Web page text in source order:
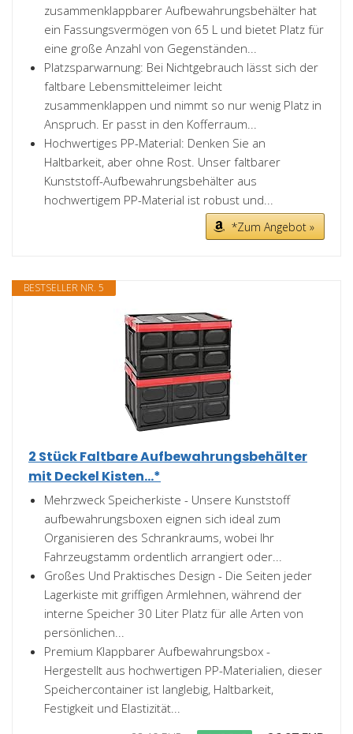
zusammenklappbarer Aufbewahrungsbehälter hat
ein Fassungsvermögen von 65 L und bietet Platz für
eine große Anzahl von Gegenständen...
Platzsparwarnung: Bei Nichtgebrauch lässt sich der
faltbare Lebensmitteleimer leicht
zusammenklappen und nimmt so nur wenig Platz in
Anspruch. Er passt in den Kofferraum...
Hochwertiges PP-Material: Denken Sie an
Haltbarkeit, aber ohne Rost. Unser faltbarer
Kunststoff-Aufbewahrungsbehälter aus
hochwertigem PP-Material ist robust und...
*Zum Angebot »
BESTSELLER NR. 5
2 Stück Faltbare Aufbewahrungsbehälter
mit Deckel Kisten...*
Mehrzweck Speicherkiste - Unsere Kunststoff
aufbewahrungsboxen eignen sich ideal zum
Organisieren des Schrankraums, wobei Ihr
Fahrzeugstamm ordentlich arrangiert oder...
Großes Und Praktisches Design - Die Seiten jeder
Lagerkiste mit griffigen Armlehnen, während der
interne Speicher 30 Liter Platz für alle Arten von
persönlichen...
Premium Klappbarer Aufbewahrungsbox -
Hergestellt aus hochwertigen PP-Materialien, dieser
Speichercontainer ist langlebig, Haltbarkeit,
Festigkeit und Elastizität...